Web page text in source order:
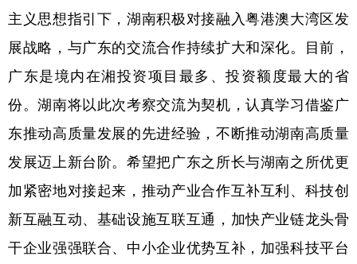
主义思想指引下，湖南积极对接融入粤港澳大湾区发
展战略，与广东的交流合作持续扩大和深化。目前，
广东是境内在湘投资项目最多、投资额度最大的省
份。湖南将以此次考察交流为契机，认真学习借鉴广
东推动高质量发展的先进经验，不断推动湖南高质量
发展迈上新台阶。希望把广东之所长与湖南之所优更
加紧密地对接起来，推动产业合作互补互利、科技创
新互融互动、基础设施互联互通，加快产业链龙头骨
干企业强强联合、中小企业优势互补，加强科技平台